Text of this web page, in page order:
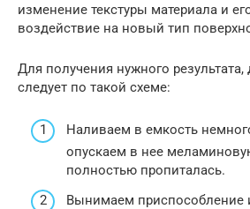
изменение текстуры материала и
воздействие на новый тип
Для получения нужного результата,
следует по такой схеме:
Наливаем в емкость
опускаем в нее
полностью пропиталась.
Вынимаем приспособление